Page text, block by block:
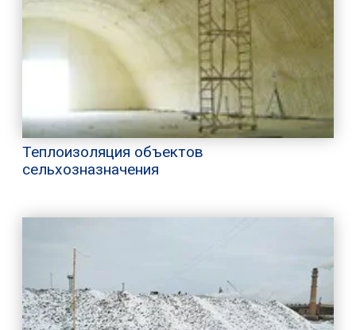
Теплоизоляция объектов
сельхозназначения